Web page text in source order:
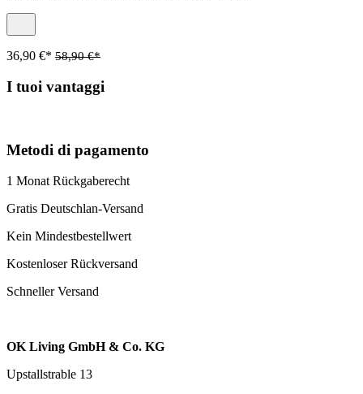
36,90 €* 58,90 €*
I tuoi vantaggi
Metodi di pagamento
1 Monat Rückgaberecht
Gratis Deutschlan-Versand
Kein Mindestbestellwert
Kostenloser Rückversand
Schneller Versand
OK Living GmbH & Co. KG
Upstallstrable 13